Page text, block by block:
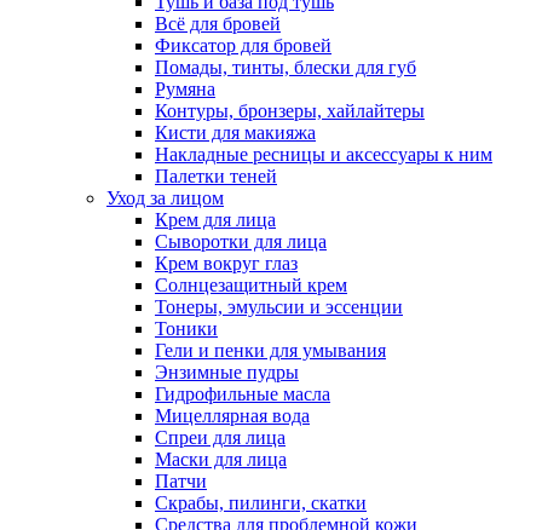
Всё для бровей
Фиксатор для бровей
Помады, тинты, блески для губ
Румяна
Контуры, бронзеры, хайлайтеры
Кисти для макияжа
Накладные ресницы и аксессуары к ним
Палетки теней
Уход за лицом
Крем для лица
Сыворотки для лица
Крем вокруг глаз
Солнцезащитный крем
Тонеры, эмульсии и эссенции
Тоники
Гели и пенки для умывания
Энзимные пудры
Гидрофильные масла
Мицеллярная вода
Спреи для лица
Маски для лица
Патчи
Скрабы, пилинги, скатки
Средства для проблемной кожи